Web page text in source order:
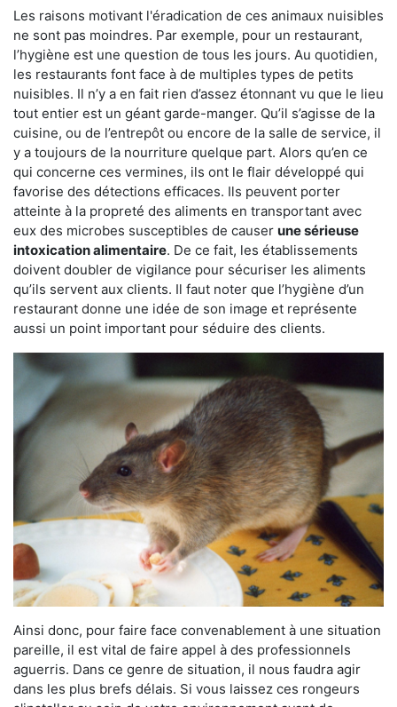
Les raisons motivant l'éradication de ces animaux nuisibles
ne sont pas moindres. Par exemple, pour un restaurant,
l’hygiène est une question de tous les jours. Au quotidien,
les restaurants font face à de multiples types de petits
nuisibles. Il n’y a en fait rien d’assez étonnant vu que le lieu
tout entier est un géant garde-manger. Qu’il s’agisse de la
cuisine, ou de l’entrepôt ou encore de la salle de service, il
y a toujours de la nourriture quelque part. Alors qu’en ce
qui concerne ces vermines, ils ont le flair développé qui
favorise des détections efficaces. Ils peuvent porter
atteinte à la propreté des aliments en transportant avec
eux des microbes susceptibles de causer une sérieuse
intoxication alimentaire. De ce fait, les établissements
doivent doubler de vigilance pour sécuriser les aliments
qu’ils servent aux clients. Il faut noter que l’hygiène d’un
restaurant donne une idée de son image et représente
aussi un point important pour séduire des clients.
Ainsi donc, pour faire face convenablement à une situation
pareille, il est vital de faire appel à des professionnels
aguerris. Dans ce genre de situation, il nous faudra agir
dans les plus brefs délais. Si vous laissez ces rongeurs